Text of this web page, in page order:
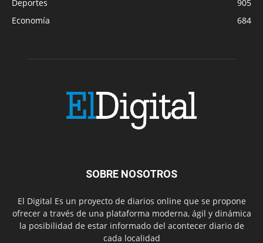
Deportes
905
Economía
684
SOBRE NOSOTROS
El Digital Es un proyecto de diarios online que se propone
ofrecer a través de una plataforma moderna, ágil y dinámica
la posibilidad de estar informado del acontecer diario de
cada localidad